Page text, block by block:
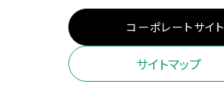
コーポレートサイト
サイトマップ